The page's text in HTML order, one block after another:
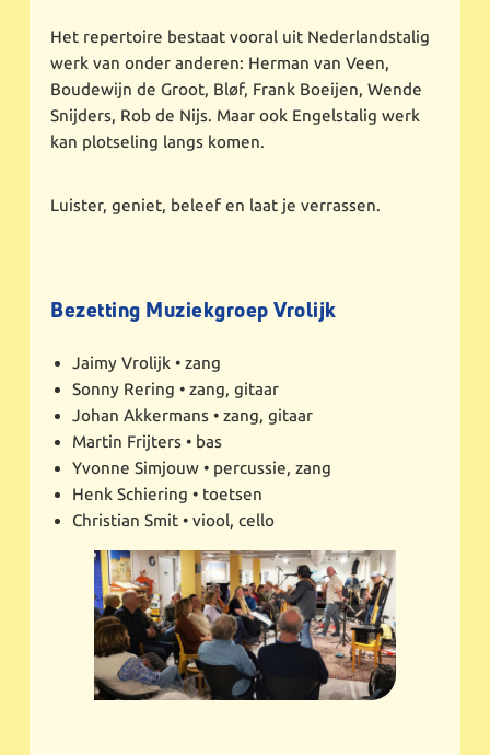
Het repertoire bestaat vooral uit Nederlandstalig
werk van onder anderen: Herman van Veen,
Boudewijn de Groot, Bløf, Frank Boeijen, Wende
Snijders, Rob de Nijs. Maar ook Engelstalig werk
kan plotseling langs komen.
Luister, geniet, beleef en laat je verrassen.
Bezetting Muziekgroep Vrolijk
Jaimy Vrolijk • zang
Sonny Rering • zang, gitaar
Johan Akkermans • zang, gitaar
Martin Frijters • bas
Yvonne Simjouw • percussie, zang
Henk Schiering • toetsen
Christian Smit • viool, cello